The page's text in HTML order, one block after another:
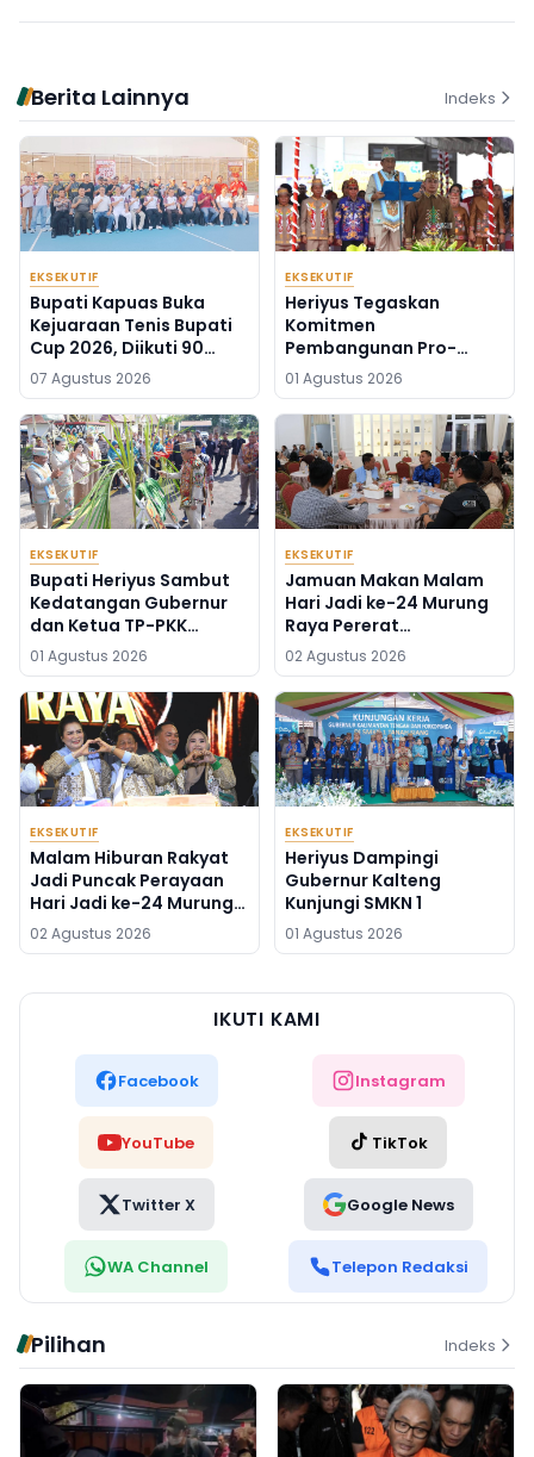
Berita Lainnya Indeks
EKSEKUTIF
Bupati Kapuas Buka
Kejuaraan Tenis Bupati
Cup 2026, Diikuti 90
Atlet Kalteng dan Kalsel
07 Agustus 2026
EKSEKUTIF
Heriyus Tegaskan
Komitmen
Pembangunan Pro-
Rakyat di HUT ke-24
Murung Raya
01 Agustus 2026
EKSEKUTIF
Bupati Heriyus Sambut
Kedatangan Gubernur
dan Ketua TP-PKK
Kalteng
01 Agustus 2026
EKSEKUTIF
Jamuan Makan Malam
Hari Jadi ke-24 Murung
Raya Pererat
Silaturahmi
02 Agustus 2026
EKSEKUTIF
Malam Hiburan Rakyat
Jadi Puncak Perayaan
Hari Jadi ke-24 Murung
Raya
02 Agustus 2026
EKSEKUTIF
Heriyus Dampingi
Gubernur Kalteng
Kunjungi SMKN 1
01 Agustus 2026
IKUTI KAMI
Facebook Instagram
YouTube TikTok
Twitter X Google News
WA Channel Telepon Redaksi
Pilihan Indeks